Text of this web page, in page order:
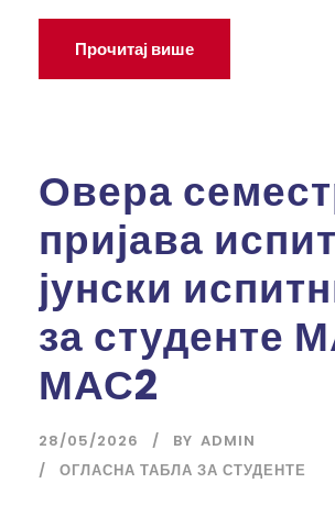
Прочитај више
Овера
пријава
јунски
за студенте
МАС2
28/05/2026 BY ADMIN
ОГЛАСНА ТАБЛА ЗА СТУДЕНТЕ